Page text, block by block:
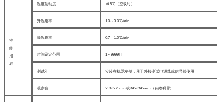
性
能
指
标
温度波动度 ±0.5℃（空载时）
升温速率 1.0～3.0℃/min
降温速率 0.7～1.0℃/min
时间设定范围 1～9999H
测试孔 安装在机器左侧，用于外接测试电源线或信号线使用
观察窗 210×275mm或395×395mm（有效视界）